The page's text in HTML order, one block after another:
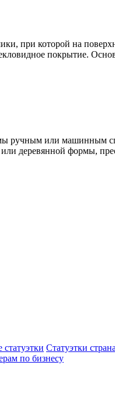
при которой на
покрытие.
ручным или машинным
деревянной формы,
Статуэтки
по бизнесу